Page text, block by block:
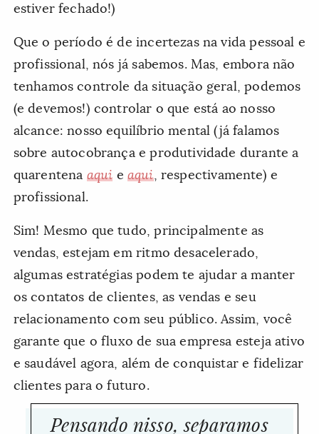
estiver fechado!)
Que o período é de incertezas na vida pessoal e
profissional, nós já sabemos. Mas, embora não
tenhamos controle da situação geral, podemos
(e devemos!) controlar o que está ao nosso
alcance: nosso equilíbrio mental (já falamos
sobre autocobrança e produtividade durante a
quarentena aqui e aqui, respectivamente) e
profissional.
Sim! Mesmo que tudo, principalmente as
vendas, estejam em ritmo desacelerado,
algumas estratégias podem te ajudar a manter
os contatos de clientes, as vendas e seu
relacionamento com seu público. Assim, você
garante que o fluxo de sua empresa esteja ativo
e saudável agora, além de conquistar e fidelizar
clientes para o futuro.
Pensando nisso, separamos